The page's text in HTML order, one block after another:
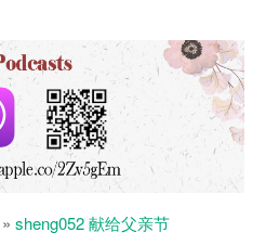
» sheng052 献给父亲节